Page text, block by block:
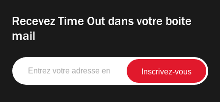
Recevez Time Out dans votre boite
mail
Entrez
votre
adresse